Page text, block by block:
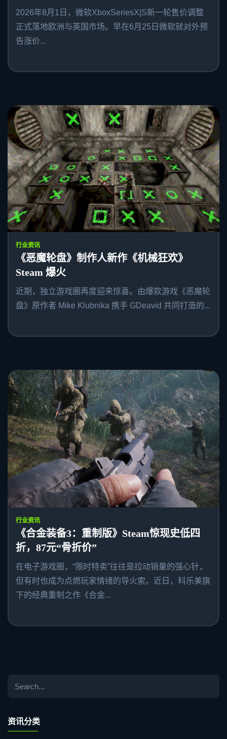
2026年8月1日，微软XboxSeriesX|S新一轮售价调整
正式落地欧洲与英国市场。早在6月25日微软就对外预
告涨价...
行业资讯
《恶魔轮盘》制作人新作《机械狂欢》
Steam 爆火
近期，独立游戏圈再度迎来惊喜。由爆款游戏《恶魔轮
盘》原作者 Mike Klubnika 携手 GDeavid 共同打造的...
行业资讯
《合金装备3：重制版》Steam惊现史低四
折，87元“骨折价”
在电子游戏圈，“限时特卖”往往是拉动销量的强心针，
但有时也成为点燃玩家情绪的导火索。近日，科乐美旗
下的经典重制之作《合金...
资讯分类